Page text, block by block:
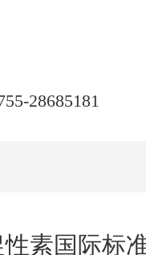
28685181
素国际标